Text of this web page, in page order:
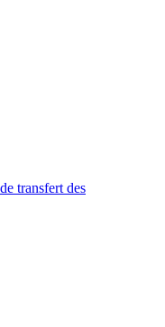
transfert des